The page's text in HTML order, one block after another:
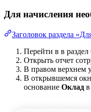
Для начисления
Заголовок раздела
Перейти в в раздел
Открыть отчет
В правом верхнем
В открывшемся
основание Оклад